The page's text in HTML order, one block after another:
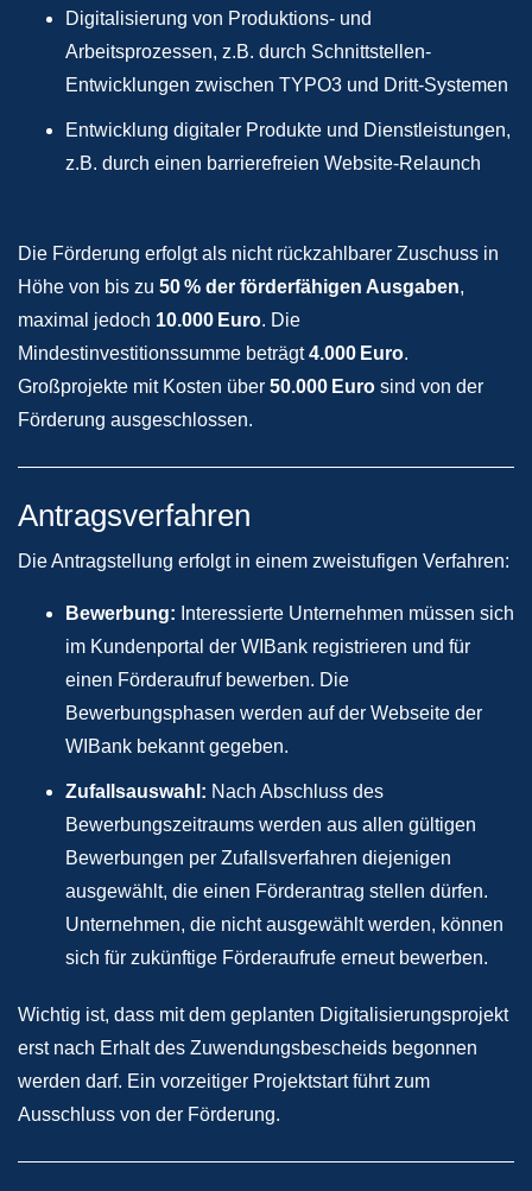
Digitalisierung von Produktions- und
Arbeitsprozessen, z.B. durch Schnittstellen-
Entwicklungen zwischen TYPO3 und Dritt-Systemen
Entwicklung digitaler Produkte und Dienstleistungen​,
z.B. durch einen barrierefreien Website-Relaunch
Die Förderung erfolgt als nicht rückzahlbarer Zuschuss in
Höhe von bis zu 50 % der förderfähigen Ausgaben,
maximal jedoch 10.000 Euro. Die
Mindestinvestitionssumme beträgt4.000 Euro.
Großprojekte mit Kosten über 50.000 Euro sind von der
Förderung ausgeschlossen.​
Antragsverfahren
Die Antragstellung erfolgt in einem zweistufigen Verfahren:​
Bewerbung: Interessierte Unternehmen müssen sich
im Kundenportal der WIBank registrieren und für
einen Förderaufruf bewerben. Die
Bewerbungsphasen werden auf der Webseite der
WIBank bekannt gegeben.​
Zufallsauswahl: Nach Abschluss des
Bewerbungszeitraums werden aus allen gültigen
Bewerbungen per Zufallsverfahren diejenigen
ausgewählt, die einen Förderantrag stellen dürfen.
Unternehmen, die nicht ausgewählt werden, können
sich für zukünftige Förderaufrufe erneut bewerben.​
Wichtig ist, dass mit dem geplanten Digitalisierungsprojekt
erst nach Erhalt des Zuwendungsbescheids begonnen
werden darf. Ein vorzeitiger Projektstart führt zum
Ausschluss von der Förderung.​